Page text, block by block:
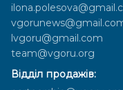
lvgoru@gmail.com
team@vgoru.org
Відділ продажів: